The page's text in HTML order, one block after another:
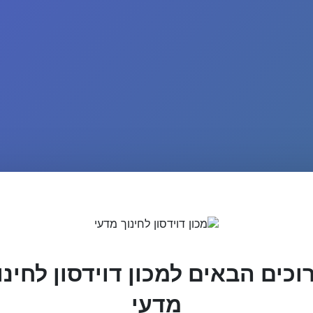
הבאים למכון דוידסון
מדעי